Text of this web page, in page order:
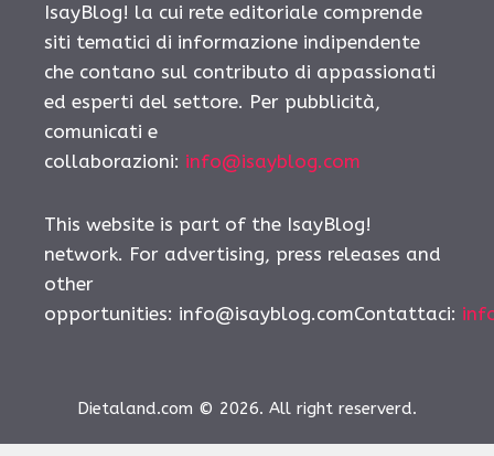
IsayBlog! la cui rete editoriale comprende
siti tematici di informazione indipendente
che contano sul contributo di appassionati
ed esperti del settore. Per pubblicità,
comunicati e
collaborazioni: info@isayblog.com
This website is part of the IsayBlog!
network. For advertising, press releases and
other
opportunities: info@isayblog.comContattaci:
Dietaland.com © 2026. All right reserverd.